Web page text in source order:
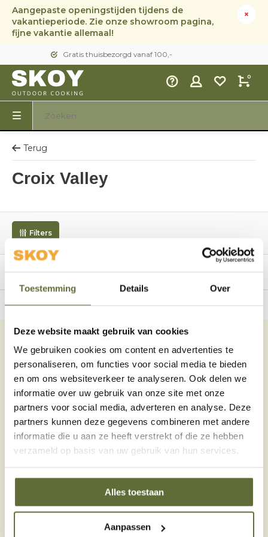
Toestemming Details Over
Deze website maakt gebruik van cookies
We gebruiken cookies om content en advertenties te
personaliseren, om functies voor social media te bieden
en om ons websiteverkeer te analyseren. Ook delen we
informatie over uw gebruik van onze site met onze
partners voor social media, adverteren en analyse. Deze
partners kunnen deze gegevens combineren met andere
informatie die u aan ze heeft verstrekt of die ze hebben
verzameld op basis van uw gebruik van hun services.
Alles toestaan
Aanpassen
Aangepaste openingstijden tijdens de
vakantieperiode. Zie onze showroom pagina,
fijne vakantie allemaal!
Gratis thuisbezorgd vanaf 100,-
0
Terug
Croix Valley
Filters
gevonden!...
in Dodewaard
Bel onze specialisten
Klantenservice:
op dit moment geopend
06 – 51 89 84 56
Stuur een e-mail
info@skoyoutdoorcooking.nl